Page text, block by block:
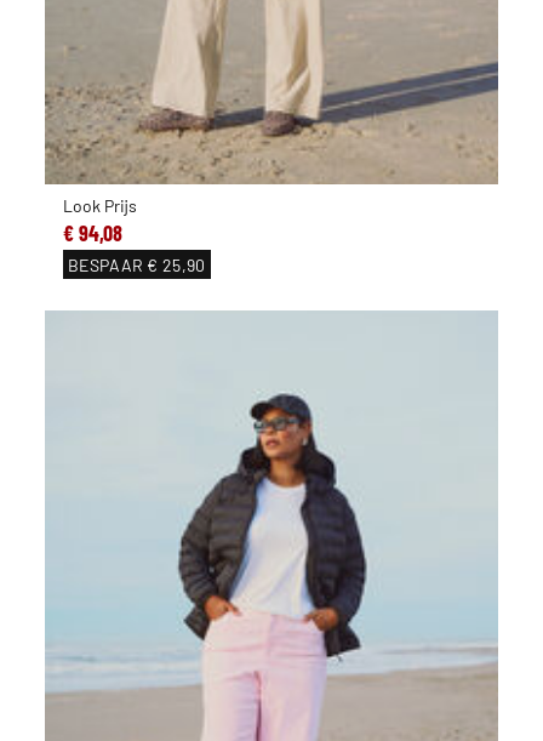
Look Prijs
€ 94,08
BESPAAR € 25,90